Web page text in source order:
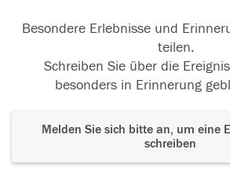
Besondere Erlebnisse und
teilen.
Schreiben Sie über die
besonders in Erinnerung
Melden Sie sich bitte an, um eine
schreiben